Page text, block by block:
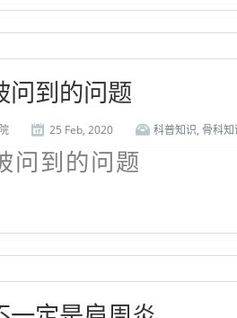
问到的问题
25 Feb, 2020 科普知识, 骨科知
问到的问题